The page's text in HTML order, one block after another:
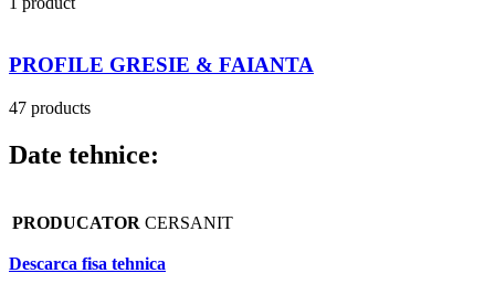
PROFILE GRESIE & FAIANTA
47 products
Date tehnice:
PRODUCATOR CERSANIT
Descarca fisa tehnica